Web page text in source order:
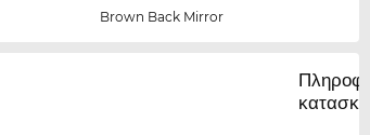
Brown Back Mirror